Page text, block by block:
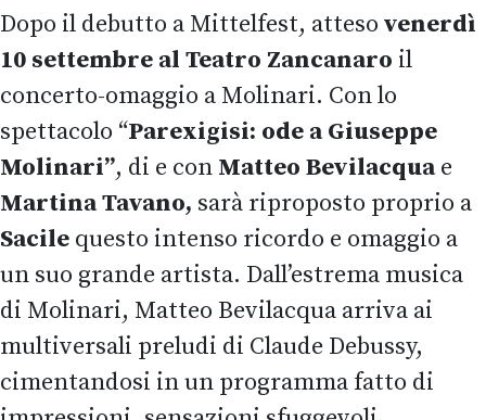
Dopo il debutto a Mittelfest, atteso venerdì
10 settembre al Teatro Zancanaro il
concerto-omaggio a Molinari. Con lo
spettacolo “Parexigisi: ode a Giuseppe
Molinari”, di e con Matteo Bevilacquae
Martina Tavano, sarà riproposto proprio a
Sacile questo intenso ricordo e omaggio a
un suo grande artista. Dall’estrema musica
di Molinari, Matteo Bevilacqua arriva ai
multiversali preludi di Claude Debussy,
cimentandosi in un programma fatto di